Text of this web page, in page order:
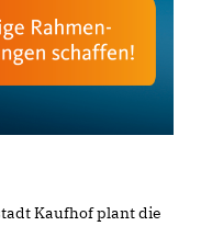
Kaufhof plant die